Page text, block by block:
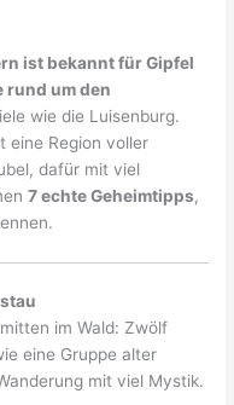
ist bekannt für Gipfel
rund um den
wie die Luisenburg.
eine Region voller
dafür mit viel
7 echte Geheimtipps,
im Wald: Zwölf
eine Gruppe alter
mit viel Mystik.